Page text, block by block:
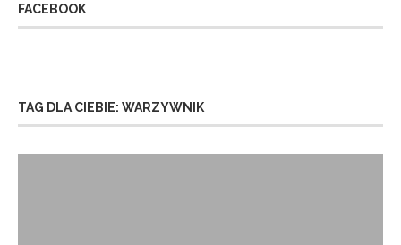
FACEBOOK
TAG DLA CIEBIE: WARZYWNIK